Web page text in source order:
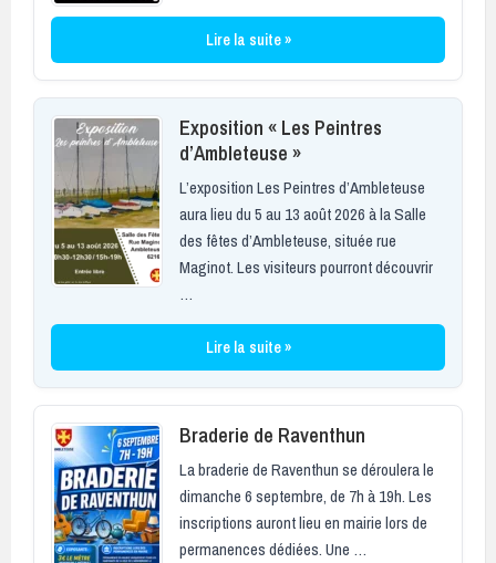
Lire la suite »
Exposition « Les Peintres
d’Ambleteuse »
L’exposition Les Peintres d’Ambleteuse
aura lieu du 5 au 13 août 2026 à la Salle
des fêtes d’Ambleteuse, située rue
Maginot. Les visiteurs pourront découvrir
…
Lire la suite »
Braderie de Raventhun
La braderie de Raventhun se déroulera le
dimanche 6 septembre, de 7h à 19h. Les
inscriptions auront lieu en mairie lors de
permanences dédiées. Une …